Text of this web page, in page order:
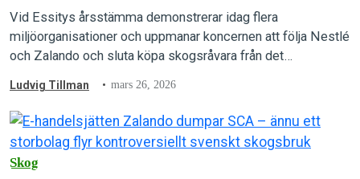
Vid Essitys årsstämma demonstrerar idag flera
miljöorganisationer och uppmanar koncernen att följa Nestlé
och Zalando och sluta köpa skogsråvara från det
Ludvig Tillman mars 26, 2026
Skog